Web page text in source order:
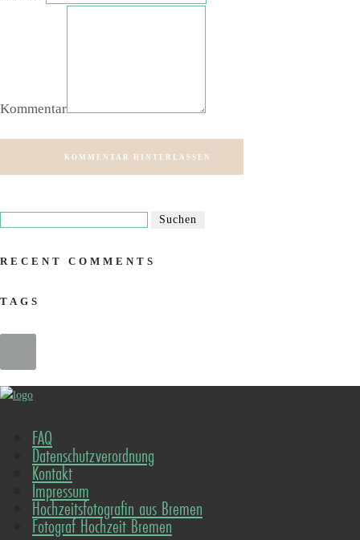
Kommentar
KOMMENTAR HINTERLASSEN
RECENT COMMENTS
TAGS
FAQ
Datenschutzverordnung
Kontakt
Impressum
Hochzeitsfotografin aus Bremen
Fotograf Hochzeit Bremen